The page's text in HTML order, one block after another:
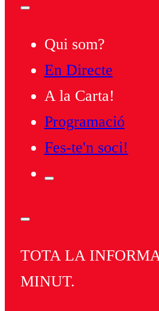
Qui som?
En Directe
A la Carta!
Programació
Fes-te'n soci!
TOTA LA
MINUT.